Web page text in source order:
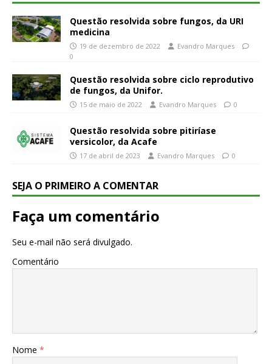
Questão resolvida sobre fungos, da URI
medicina
19 de dezembro de 2022
Evandro Marques
0
Questão resolvida sobre ciclo reprodutivo
de fungos, da Unifor.
15 de maio de 2022 Evandro Marques 0
Questão resolvida sobre pitiríase
versicolor, da Acafe
17 de abril de 2023 Evandro Marques 0
SEJA O PRIMEIRO A COMENTAR
Faça um comentário
Seu e-mail não será divulgado.
Comentário
Nome *